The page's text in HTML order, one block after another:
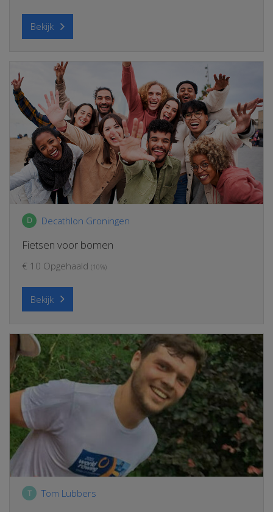
Bekijk
D Decathlon Groningen
Fietsen voor bomen
€ 10 Opgehaald (10%)
Bekijk
T Tom Lubbers